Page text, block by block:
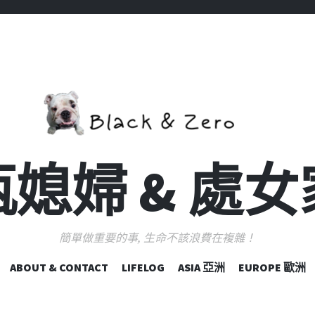
婦 & 處
簡單做重要的事, 生命不該浪費在複雜！
跳
ABOUT & CONTACT LIFELOG ASIA 亞洲 EUROPE 歐洲